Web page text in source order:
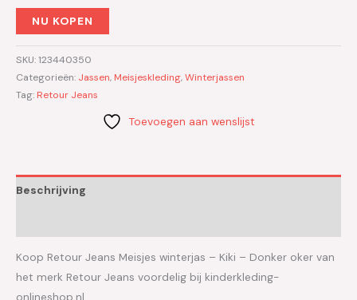
NU KOPEN
SKU:123440350
Categorieën: Jassen, Meisjeskleding,Winterjassen
Tag: Retour Jeans
Toevoegen aan wenslijst
Beschrijving
Koop Retour Jeans Meisjes winterjas – Kiki – Donker oker van
het merk Retour Jeans voordelig bij kinderkleding-